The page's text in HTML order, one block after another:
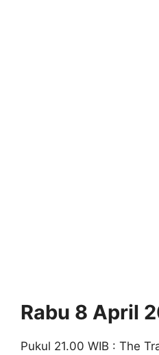
Rabu 8 April
Pukul 21.00 WIB : The